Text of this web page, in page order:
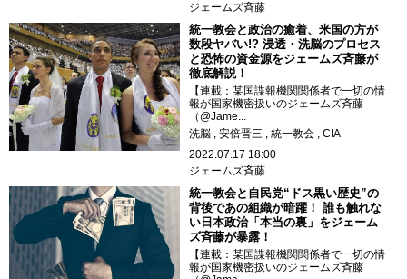
ジェームズ斉藤
統一教会と政治の癒着、米国の方が
数段ヤバい!? 浸透・洗脳のプロセス
と恐怖の資金源をジェームズ斉藤が
徹底解説！
【連載：某国諜報機関関係者で一切の情
報が国家機密扱いのジェームズ斉藤
（@Jame...
洗脳
安倍晋三 統一教会
CIA
2022.07.17 18:00
ジェームズ斉藤
統一教会と自民党“ドス黒い歴史”の
背後であの組織が暗躍！ 誰も触れな
い日本政治「本当の裏」をジェーム
ズ斉藤が暴露！
【連載：某国諜報機関関係者で一切の情
報が国家機密扱いのジェームズ斉藤